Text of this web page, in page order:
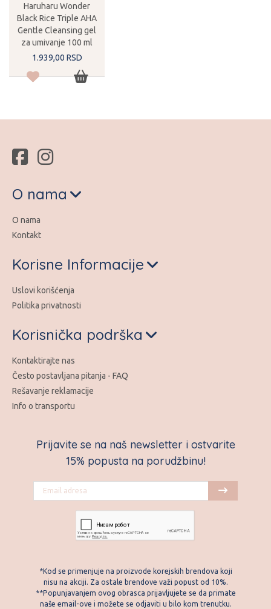
Haruharu Wonder
Black Rice Triple AHA
Gentle Cleansing gel
za umivanje 100 ml
1.939,00 RSD
Prijavite se na naš newsletter i ostvarite
15% popusta na porudžbinu!
*Kod se primenjuje na proizvode korejskih brendova koji
nisu na akciji. Za ostale brendove važi popust od 10%.
**Popunjavanjem ovog obrasca prijavljujete se da primate
naše email-ove i možete se odjaviti u bilo kom trenutku.
O nama
O nama
Kontakt
Korisne Informacije
Uslovi korišćenja
Politika privatnosti
Korisnička podrška
Kontaktirajte nas
Često postavljana pitanja - FAQ
Rešavanje reklamacije
Info o transportu